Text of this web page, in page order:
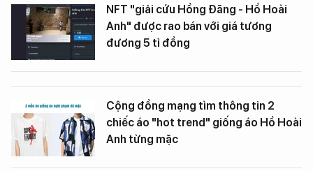
NFT "giải cứu Hồng Đăng - Hồ Hoài
Anh" được rao bán với giá tương
đương 5 tỉ đồng
Cộng đồng mạng tìm thông tin 2
chiếc áo "hot trend" giống áo Hồ Hoài
Anh từng mặc